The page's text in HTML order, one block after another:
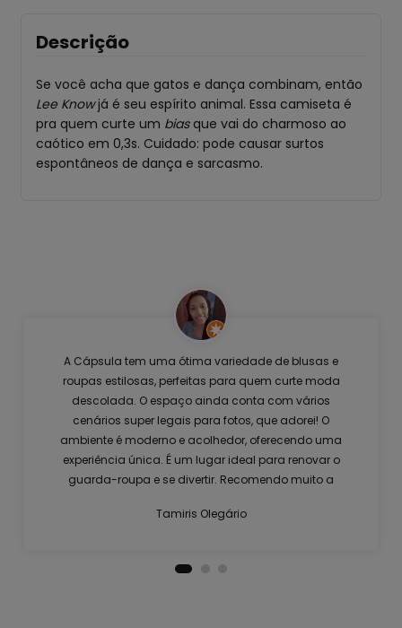
Descrição
Se você acha que gatos e dança combinam, então
Lee Knowjá é seu espírito animal. Essa camiseta é
pra quem curte um biasque vai do charmoso ao
caótico em 0,3s. Cuidado: pode causar surtos
espontâneos de dança e sarcasmo.
A Cápsula tem uma ótima variedade de blusas e
roupas estilosas, perfeitas para quem curte moda
descolada. O espaço ainda conta com vários
cenários super legais para fotos, que adorei! O
ambiente é moderno e acolhedor, oferecendo uma
experiência única. É um lugar ideal para renovar o
guarda-roupa e se divertir. Recomendo muito a
Tamiris Olegário